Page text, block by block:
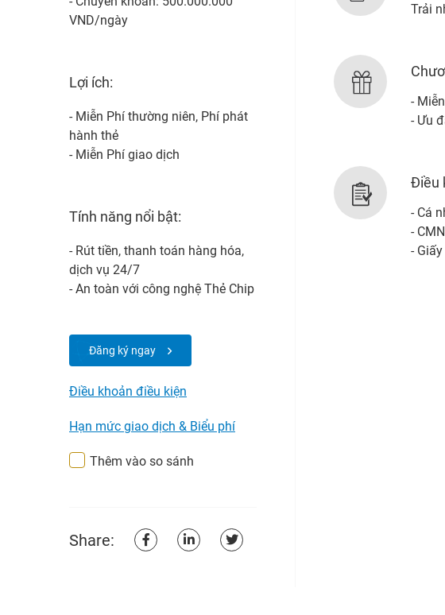
VND/ngày
Lợi ích:
- Miễn Phí thường niên, Phí phát
hành thẻ
- Miễn Phí giao dịch
Tính năng nổi bật:
- Rút tiền, thanh toán hàng hóa,
dịch vụ 24/7
- An toàn với công nghệ Thẻ Chip
Đăng ký ngay
Điều khoản điều kiện
Hạn mức giao dịch & Biểu phí
Thêm vào so sánh
Share:
Trải
-
- Ưu
Điều
- Cá
-
-